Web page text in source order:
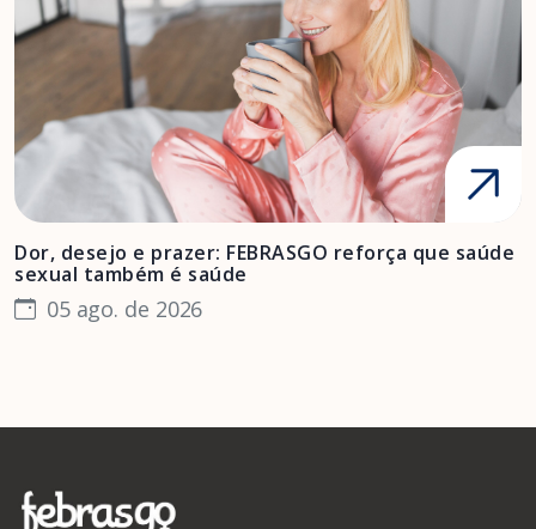
Dor, desejo e prazer: FEBRASGO reforça que saúde
sexual também é saúde
05 ago. de 2026